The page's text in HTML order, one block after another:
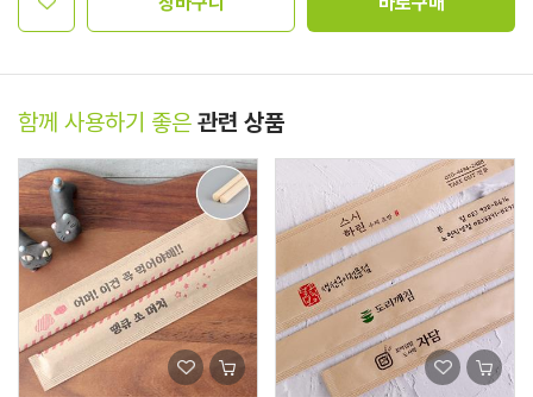
함께 사용하기 좋은 관련 상품